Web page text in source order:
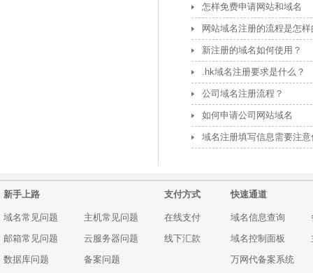
怎样免费申请网站和域名
网站域名注册的流程是怎样
新注册的域名如何使用？
.hk域名注册要求是什么？
公司域名注册流程？
如何申请公司网站域名
域名注册填写信息需要注
新手上路 支付方式 快速通道
域名常见问题 主机常见问题 在线支付 域名信息查询
邮箱常见问题
云服务器问题 线下汇款 域名控制面板
数据库问题
备案问题 万网代备案系统